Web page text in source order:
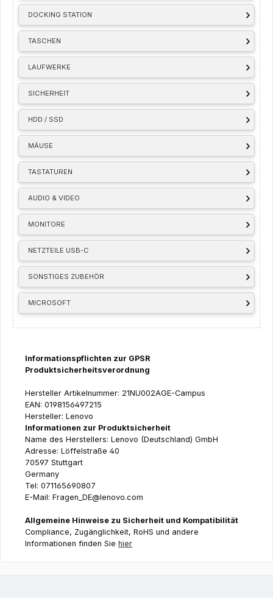
DOCKING STATION
TASCHEN
LAUFWERKE
SICHERHEIT
HDD / SSD
MÄUSE
TASTATUREN
AUDIO & VIDEO
MONITORE
NETZTEILE USB-C
SONSTIGES ZUBEHÖR
MICROSOFT
Informationspflichten zur GPSR
Produktsicherheitsverordnung
Hersteller Artikelnummer: 21NU002AGE-Campus
EAN: 0198156497215
Hersteller: Lenovo
Informationen zur Produktsicherheit
Name des Herstellers: Lenovo (Deutschland) GmbH
Adresse: Löffelstraße 40
70597 Stuttgart
Germany
Tel: 071165690807
E-Mail: Fragen_DE@lenovo.com
Allgemeine Hinweise zu Sicherheit und Kompatibilität
Compliance, Zugänglichkeit, RoHS und andere
Informationen finden Sie hier